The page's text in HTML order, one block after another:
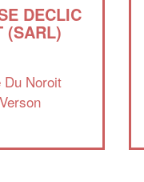
DECLIC
(SARL)
Du Noroit